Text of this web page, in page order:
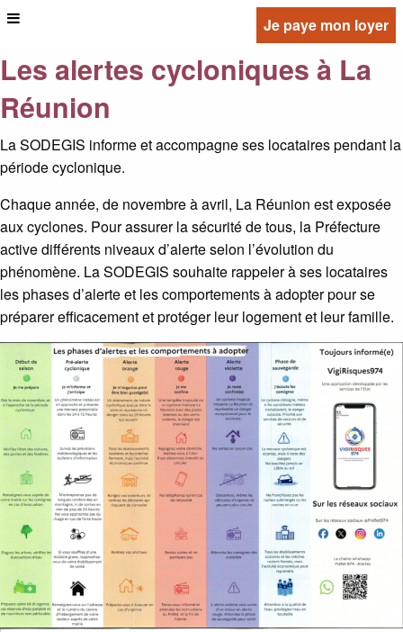
Je paye mon loyer
Les alertes cycloniques à La
Réunion
La SODEGIS informe et accompagne ses locataires pendant la
période cyclonique.
Chaque année, de novembre à avril, La Réunion est exposée
aux cyclones. Pour assurer la sécurité de tous, la Préfecture
active différents niveaux d’alerte selon l’évolution du
phénomène. La SODEGIS souhaite rappeler à ses locataires
les phases d’alerte et les comportements à adopter pour se
préparer efficacement et protéger leur logement et leur famille.